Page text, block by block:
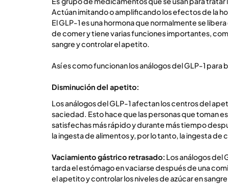
Actúan imitando o amplificando los efectos de la
El GLP-1 es una hormona que normalmente se
de comer y tiene varias funciones importantes,
sangre y controlar el apetito.
Así es como funcionan los análogos del GLP-1 para
Disminución del apetito:
Los análogos del GLP-1 afectan los centros del
saciedad. Esto hace que las personas que toman
satisfechas más rápido y durante más tiempo
la ingesta de alimentos y, por lo tanto, la ingesta de
Vaciamiento gástrico retrasado: Los análogos del
tarda el estómago en vaciarse después de una
el apetito y controlar los niveles de azúcar en